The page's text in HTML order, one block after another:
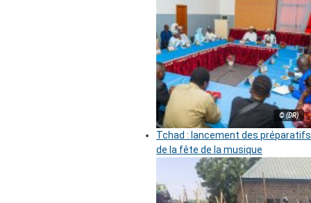
© (DR)
Tchad : lancement des préparatifs
de la fête de la musique